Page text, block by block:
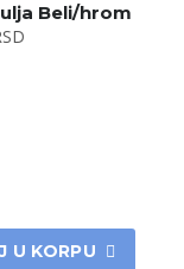
Beli/hrom
U KORPU